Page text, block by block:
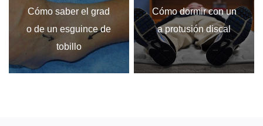
Cómo saber el grad
o de un esguince de
tobillo
Cómo dormir con un
a protusión discal